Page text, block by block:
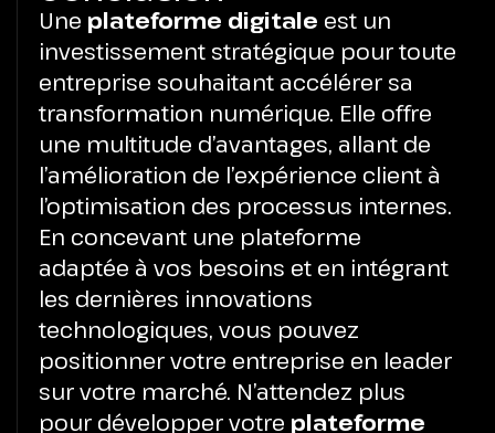
Une plateforme digitale est un
investissement stratégique pour toute
entreprise souhaitant accélérer sa
transformation numérique. Elle offre
une multitude d’avantages, allant de
l’amélioration de l’expérience client à
l’optimisation des processus internes.
En concevant une plateforme
adaptée à vos besoins et en intégrant
les dernières innovations
technologiques, vous pouvez
positionner votre entreprise en leader
sur votre marché. N’attendez plus
pour développer votre plateforme